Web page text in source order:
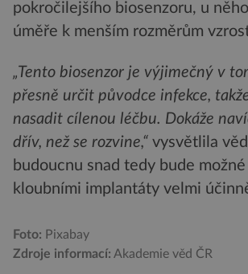
pokročilejšího biosenzoru, u
úměře k menším rozměrům
„Tento biosenzor je výjimečný v
přesně určit původce infekce,
nasadit cílenou léčbu. Dokáže
dřív, než se rozvine,“ vysvětlila
budoucnu snad tedy bude
kloubními implantáty velmi
Foto: Pixabay
Zdroje informací: Akademie věd ČR